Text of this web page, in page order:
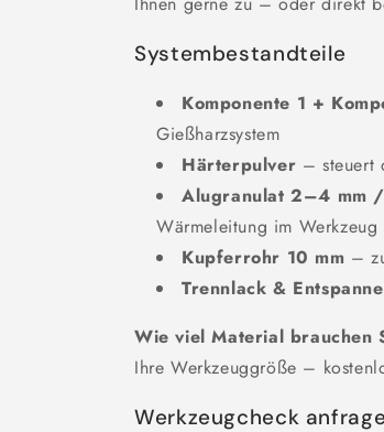
Systembestandteile
Komponente 1 +
Gießharzsystem
Härterpulver – steuert
Alugranulat 2–4 mm
Wärmeleitung im Werkzeug
Kupferrohr 10 mm –
Trennlack &
Wie viel Material brauchen
Ihre Werkzeuggröße –
Werkzeugcheck